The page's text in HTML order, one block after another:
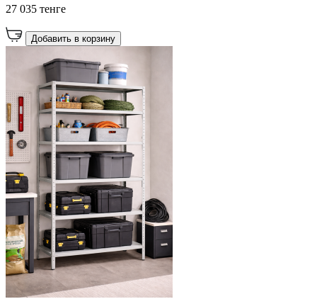
27 035 тенге
Добавить в корзину